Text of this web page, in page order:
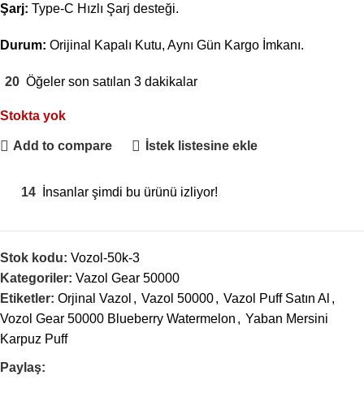
Şarj: Type-C Hızlı Şarj desteği.
Durum: Orijinal Kapalı Kutu, Aynı Gün Kargo İmkanı.
20 Öğeler son satılan 3 dakikalar
Stokta yok
Add to compare İstek listesine ekle
14 İnsanlar şimdi bu ürünü izliyor!
Stok kodu: Vozol-50k-3
Kategoriler: Vazol Gear 50000
Etiketler: Orjinal Vazol , Vazol 50000, Vazol Puff Satın Al ,
Vozol Gear 50000 Blueberry Watermelon , Yaban Mersini
Karpuz Puff
Paylaş: